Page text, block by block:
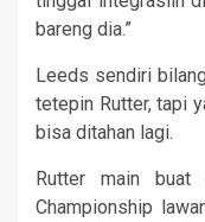
bareng dia.”
Leeds sendiri
tetepin Rutter, tapi
bisa ditahan lagi.
Rutter main buat
Championship